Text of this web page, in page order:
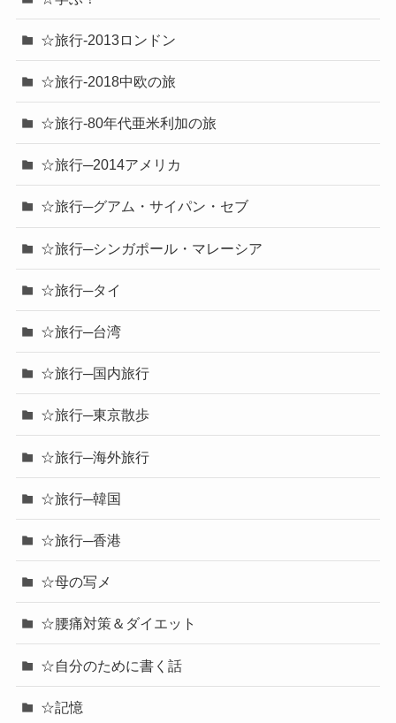
☆旅行-2013ロンドン
☆旅行-2018中欧の旅
☆旅行-80年代亜米利加の旅
☆旅行─2014アメリカ
☆旅行─グアム・サイパン・セブ
☆旅行─シンガポール・マレーシア
☆旅行─タイ
☆旅行─台湾
☆旅行─国内旅行
☆旅行─東京散歩
☆旅行─海外旅行
☆旅行─韓国
☆旅行─香港
☆母の写メ
☆腰痛対策＆ダイエット
☆自分のために書く話
☆記憶